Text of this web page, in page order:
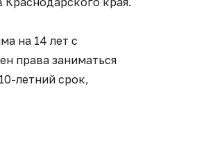
на 14 лет с
права заниматься
летний срок,